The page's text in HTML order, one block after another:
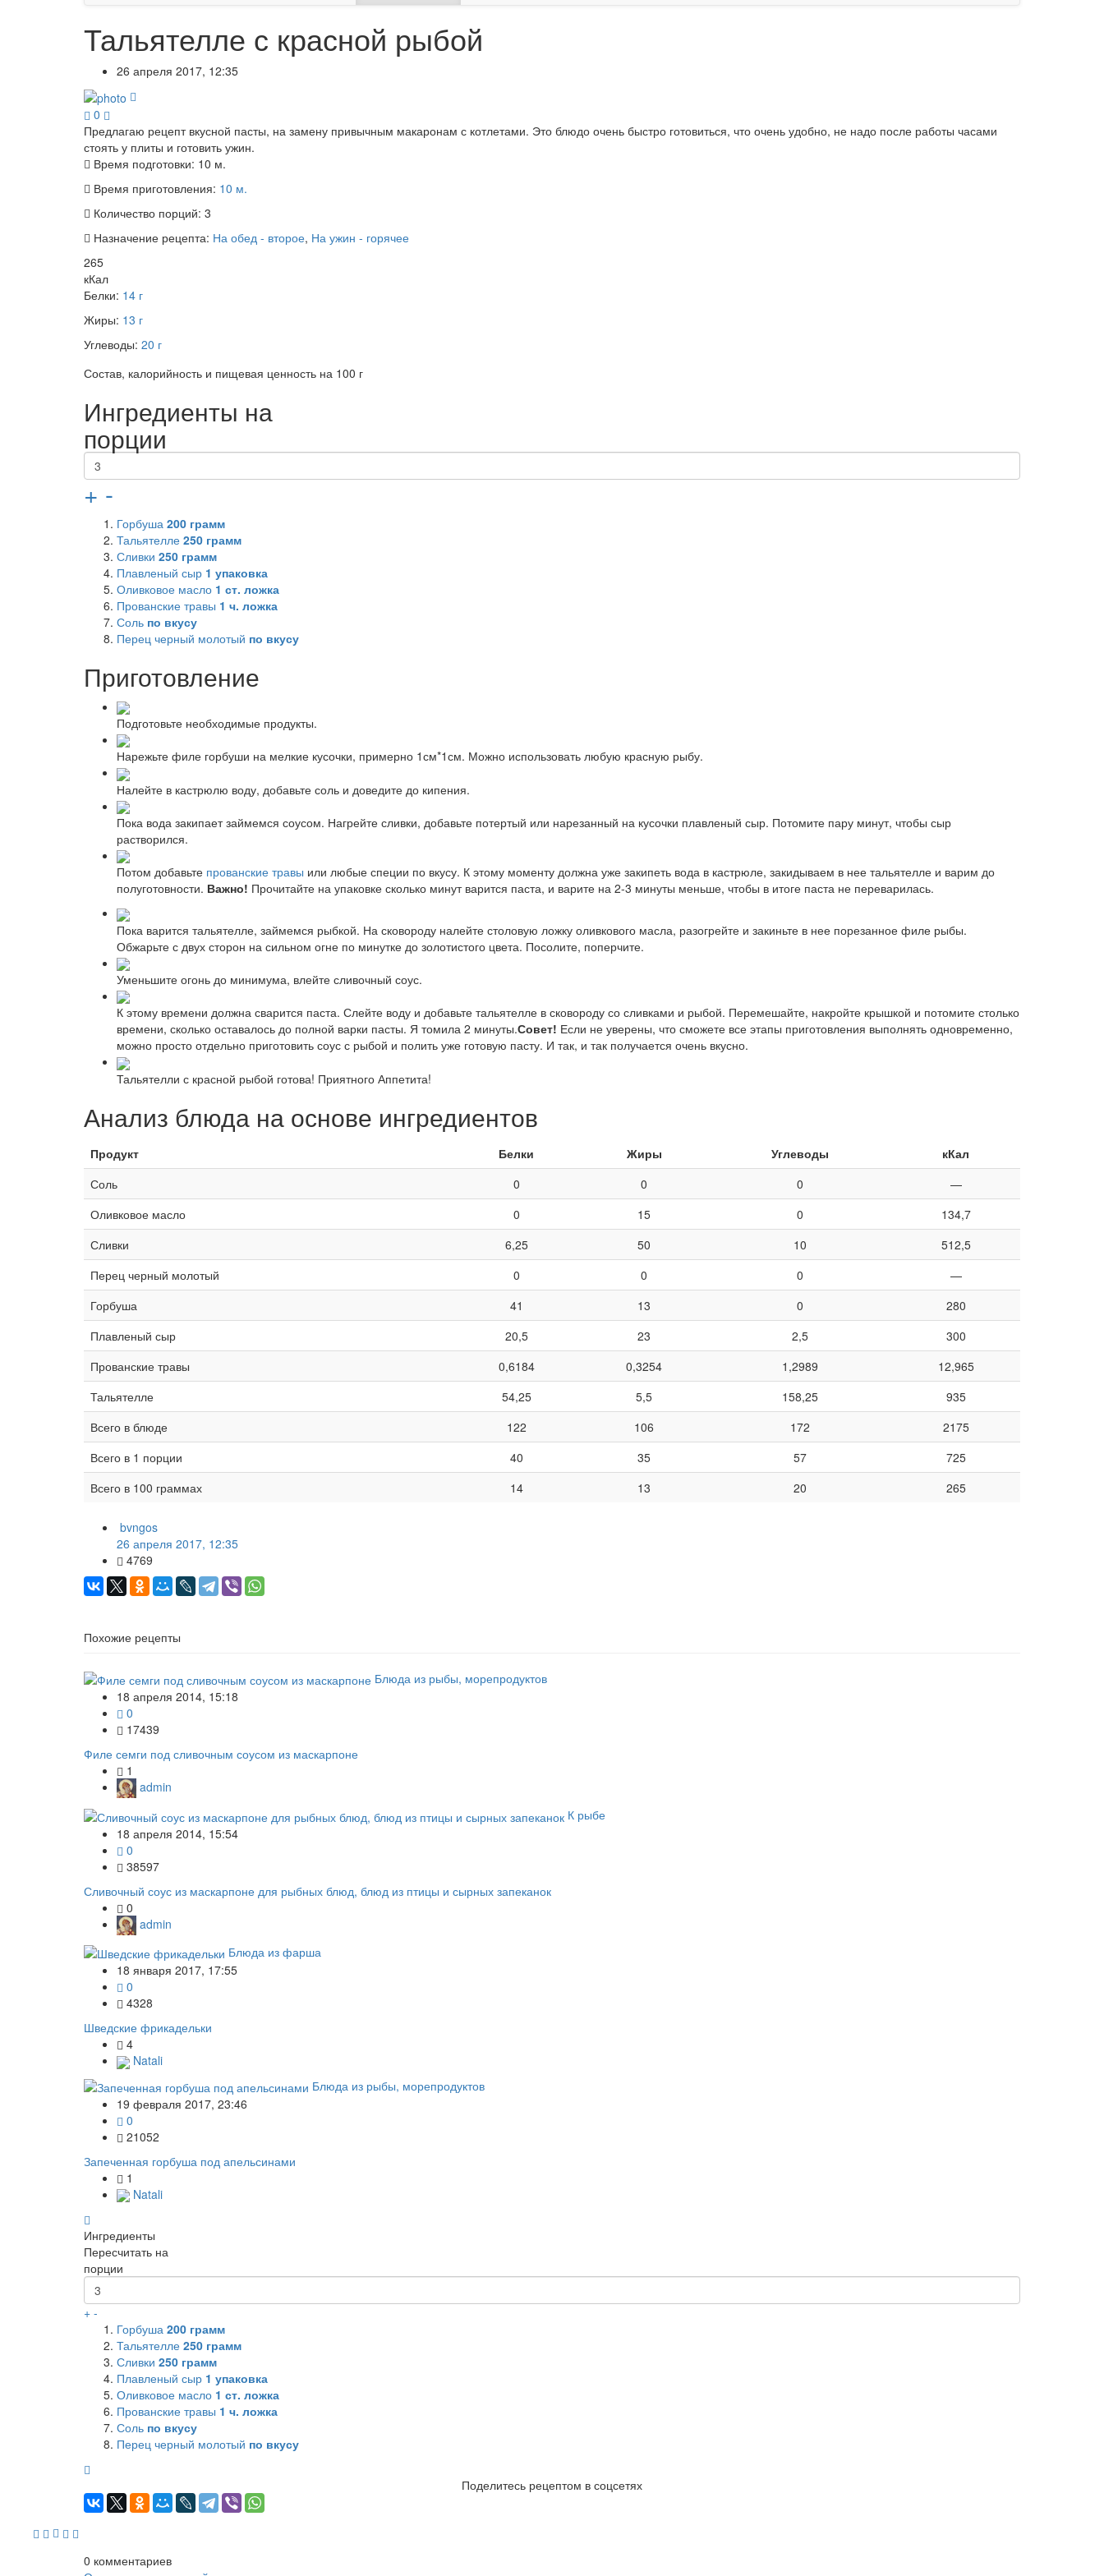
Тальятелле с красной рыбой
26 апреля 2017, 12:35
0
Предлагаю рецепт вкусной пасты, на замену привычным макаронам с котлетами. Это блюдо очень быстро готовиться, что очень удобно, не надо после работы часами
стоять у плиты и готовить ужин.
Время подготовки: 10 м.
Время приготовления: 10 м.
Количество порций: 3
Назначение рецепта: На обед - второе, На ужин - горячее
265
кКал
Белки: 14 г
Жиры: 13 г
Углеводы: 20 г
Состав, калорийность и пищевая ценность на 100 г
Ингредиенты на
порции
+ -
Горбуша 200 грамм
Тальятелле 250 грамм
Сливки 250 грамм
Плавленый сыр 1 упаковка
Оливковое масло 1 ст. ложка
Прованские травы 1 ч. ложка
Соль по вкусу
Перец черный молотый по вкусу
Приготовление
Подготовьте необходимые продукты.
Нарежьте филе горбуши на мелкие кусочки, примерно 1см*1см. Можно использовать любую красную рыбу.
Налейте в кастрюлю воду, добавьте соль и доведите до кипения.
Пока вода закипает займемся соусом. Нагрейте сливки, добавьте потертый или нарезанный на кусочки плавленый сыр. Потомите пару минут, чтобы сыр
растворился.
Потом добавьте прованские травы или любые специи по вкусу. К этому моменту должна уже закипеть вода в кастрюле, закидываем в нее тальятелле и варим до
полуготовности. Важно! Прочитайте на упаковке сколько минут варится паста, и варите на 2-3 минуты меньше, чтобы в итоге паста не переварилась.
Пока варится тальятелле, займемся рыбкой. На сковороду налейте столовую ложку оливкового масла, разогрейте и закиньте в нее порезанное филе рыбы.
Обжарьте с двух сторон на сильном огне по минутке до золотистого цвета. Посолите, поперчите.
Уменьшите огонь до минимума, влейте сливочный соус.
К этому времени должна сварится паста. Слейте воду и добавьте тальятелле в сковороду со сливками и рыбой. Перемешайте, накройте крышкой и потомите столько
времени, сколько оставалось до полной варки пасты. Я томила 2 минуты.Совет! Если не уверены, что сможете все этапы приготовления выполнять одновременно,
можно просто отдельно приготовить соус с рыбой и полить уже готовую пасту. И так, и так получается очень вкусно.
Тальятелли с красной рыбой готова! Приятного Аппетита!
Анализ блюда на основе ингредиентов
Продукт Белки Жиры Углеводы
кКал
Соль
0 0 0
—
Оливковое масло
0 15 0
134,7
Сливки
6,25 50 10
512,5
Перец черный молотый
0 0 0
—
Горбуша
41 13 0
280
Плавленый сыр
20,5 23 2,5
300
Прованские травы
0,6184 0,3254 1,2989
12,965
Тальятелле
54,25 5,5 158,25
935
Всего в блюде
122 106 172
2175
Всего в 1 порции
40 35 57
725
Всего в 100 граммах
14 13 20 265
bvngos
26 апреля 2017, 12:35
4769
Похожие рецепты
Блюда из рыбы, морепродуктов
18 апреля 2014, 15:18
0
17439
Филе семги под сливочным соусом из маскарпоне
1
admin
К рыбе
18 апреля 2014, 15:54
0
38597
Сливочный соус из маскарпоне для рыбных блюд, блюд из птицы и сырных запеканок
0
admin
Блюда из фарша
18 января 2017, 17:55
0
4328
Шведские фрикадельки
4
Natali
Блюда из рыбы, морепродуктов
19 февраля 2017, 23:46
0
21052
Запеченная горбуша под апельсинами
1
Natali
Ингредиенты
Пересчитать на
порции
+ -
Горбуша 200 грамм
Тальятелле 250 грамм
Сливки 250 грамм
Плавленый сыр 1 упаковка
Оливковое масло 1 ст. ложка
Прованские травы 1 ч. ложка
Соль по вкусу
Перец черный молотый по вкусу
Поделитесь рецептом в соцсетях
0 комментариев